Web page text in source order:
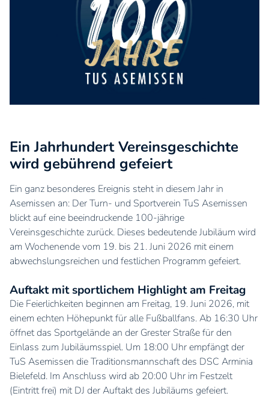
Ein Jahrhundert Vereinsgeschichte
wird gebührend gefeiert
Ein ganz besonderes Ereignis steht in diesem Jahr in
Asemissen an: Der Turn- und Sportverein TuS Asemissen
blickt auf eine beeindruckende 100-jährige
Vereinsgeschichte zurück. Dieses bedeutende Jubiläum wird
am Wochenende vom 19. bis 21. Juni 2026 mit einem
abwechslungsreichen und festlichen Programm gefeiert.
Auftakt mit sportlichem Highlight am Freitag
Die Feierlichkeiten beginnen am Freitag, 19. Juni 2026, mit
einem echten Höhepunkt für alle Fußballfans. Ab 16:30 Uhr
öffnet das Sportgelände an der Grester Straße für den
Einlass zum Jubiläumsspiel. Um 18:00 Uhr empfängt der
TuS Asemissen die Traditionsmannschaft des DSC Arminia
Bielefeld. Im Anschluss wird ab 20:00 Uhr im Festzelt
(Eintritt frei) mit DJ der Auftakt des Jubiläums gefeiert.